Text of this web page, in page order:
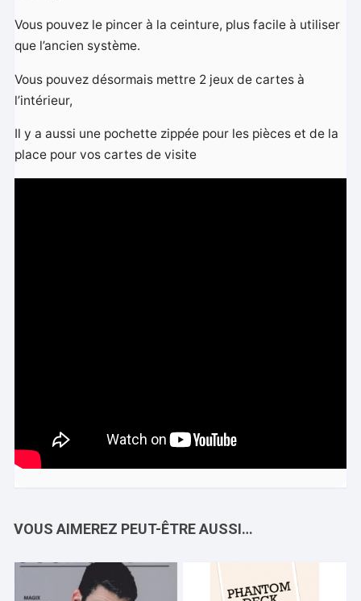
Vous pouvez le pincer à la ceinture, plus facile à utiliser
que l’ancien système.
Vous pouvez désormais mettre 2 jeux de cartes à
l’intérieur,
Il y a aussi une pochette zippée pour les pièces et de la
place pour vos cartes de visite
VOUS AIMEREZ PEUT-ÊTRE AUSSI…